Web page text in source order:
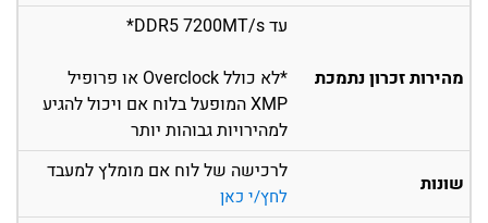
מהירות זכרון נתמכת
עד DDR5 7200MT/s*
*לא כולל Overclock או פרופיל
XMP המופעל בלוח אם ויכול להגיע
למהירויות גבוהות יותר
שונות לרכישה של לוח אם מומלץ למעבד
לחץ/י כאן